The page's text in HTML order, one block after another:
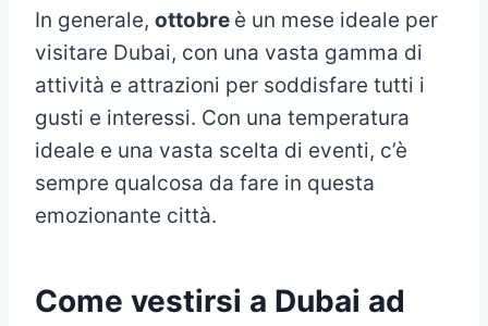
In generale, ottobre è un mese ideale per
visitare Dubai, con una vasta gamma di
attività e attrazioni per soddisfare tutti i
gusti e interessi. Con una temperatura
ideale e una vasta scelta di eventi, c’è
sempre qualcosa da fare in questa
emozionante città.
Come vestirsi a Dubai ad